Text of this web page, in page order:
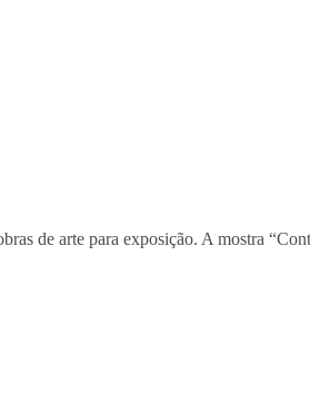
de arte para exposição. A mostra